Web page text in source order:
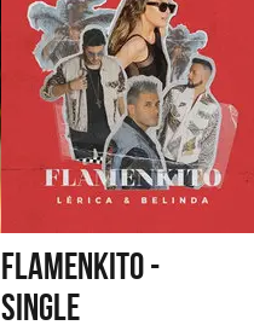
FLAMENKITO -
SINGLE